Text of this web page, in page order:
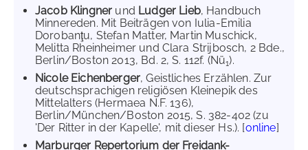
Jacob Klingner und Ludger Lieb, Handbuch
Minnereden. Mit Beiträgen von Iulia-Emilia
Dorobanţu, Stefan Matter, Martin Muschick,
Melitta Rheinheimer und Clara Strijbosch, 2 Bde.,
Berlin/Boston 2013, Bd. 2, S. 112f. (Nü1).
Nicole Eichenberger, Geistliches Erzählen. Zur
deutschsprachigen religiösen Kleinepik des
Mittelalters (Hermaea N.F. 136),
Berlin/München/Boston 2015, S. 382-402 (zu
'Der Ritter in der Kapelle', mit dieser Hs.). [online]
Marburger Repertorium der Freidank-